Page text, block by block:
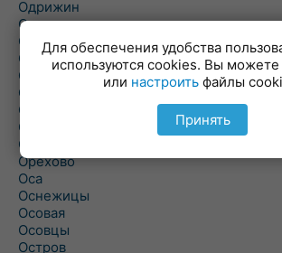
Одрижин
Оздамичи
Озяты
Олтуш
Ольманы
Ольпень
Ольшаны
Омельная
Ополь
Орехово
Оса
Оснежицы
Осовая
Осовцы
Остров
Для обеспечения удобства
используются cookies. Вы можете
или настроить файлы
Принять